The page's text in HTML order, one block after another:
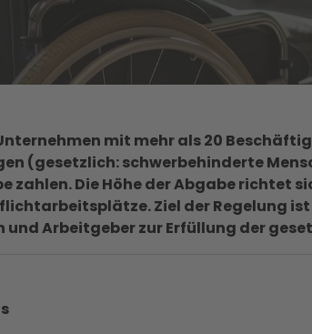
mit mehr als 20
(gesetzlich: schwerbehinderte
zahlen. Die Höhe der Abgabe richtet
Ziel der Regelung
und Arbeitgeber zur Erfüllung der